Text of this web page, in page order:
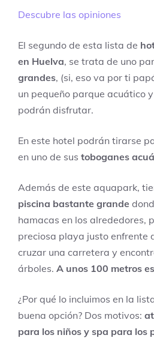
Descubre las opiniones
El segundo de esta lista de
en Huelva, se trata de uno
grandes, (si, eso va por ti
un pequeño parque acuático
podrán disfrutar.
En este hotel podrán tirarse
en uno de sus toboganes
Además de este aquapark,
piscina bastante grande
hamacas en los alrededores,
preciosa playa justo enfrente
cruzar una carretera y
árboles. A unos 100 metros
¿Por qué lo incluimos en la
buena opción? Dos motivos:
para los niños y spa para los